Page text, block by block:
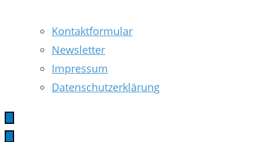
Kontaktformular
Newsletter
Impressum
Datenschutzerklärung